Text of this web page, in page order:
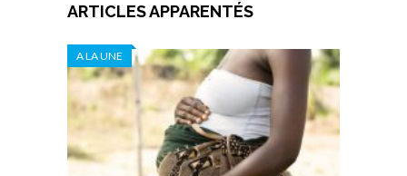
ARTICLES APPARENTÉS
A LA UNE